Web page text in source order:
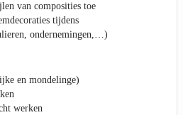
van composities toe
tijdens
ondernemingen,…)
en mondelinge)
werken